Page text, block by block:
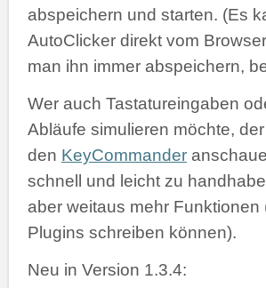
abspeichern und starten. (Es
AutoClicker direkt vom
man ihn immer abspeichern,
Wer auch Tastatureingaben
Abläufe simulieren möchte,
den KeyCommander
schnell und leicht zu
aber weitaus mehr
Plugins schreiben können).
Neu in Version 1.3.4: